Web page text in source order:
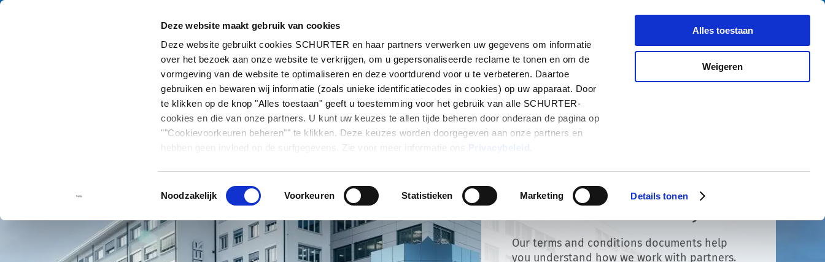
Deze website maakt gebruik van cookies
Deze website gebruikt cookies SCHURTER en haar partners verwerken uw gegevens om informatie
over het bezoek aan onze website te verkrijgen, om u gepersonaliseerde reclame te tonen en om de
vormgeving van de website te optimaliseren en deze voortdurend voor u te verbeteren. Daartoe
gebruiken en bewaren wij informatie (zoals unieke identificatiecodes in cookies) op uw apparaat. Door
te klikken op de knop "Alles toestaan" geeft u toestemming voor het gebruik van alle SCHURTER-
cookies en die van onze partners. U kunt uw keuzes te allen tijde beheren door onderaan de pagina op
""Cookievoorkeuren beheren"" te klikken. Deze keuzes worden doorgegeven aan onze partners en
hebben geen invloed op de surfgegevens. Zie voor meer informatie ons Privacybeleid
Toestemmingsselectie
Noodzakelijk Voorkeuren Statistieken Marketing Details tonen
Alles toestaan
Weigeren
Catalogus Producten Markten Contact
Our terms and conditions documents help
you understand how we work with partners.